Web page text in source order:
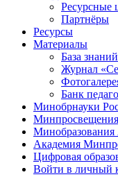
Ресурсные
Партнёры
Ресурсы
Материалы
База знаний
Журнал
Банк
Минобрнауки
Академия
Цифровая
Войти в личный